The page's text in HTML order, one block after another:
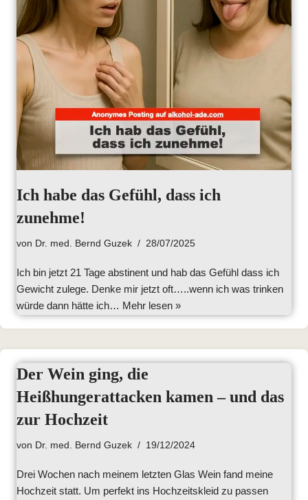
Ich habe das Gefühl, dass ich
zunehme!
von Dr. med. Bernd Guzek 28/07/2025
Ich bin jetzt 21 Tage abstinent und hab das Gefühl dass ich
Gewicht zulege. Denke mir jetzt oft…..wenn ich was trinken
würde dann hätte ich… Mehr lesen »
Der Wein ging, die
Heißhungerattacken kamen – und das
zur Hochzeit
von Dr. med. Bernd Guzek 19/12/2024
Drei Wochen nach meinem letzten Glas Wein fand meine
Hochzeit statt. Um perfekt ins Hochzeitskleid zu passen